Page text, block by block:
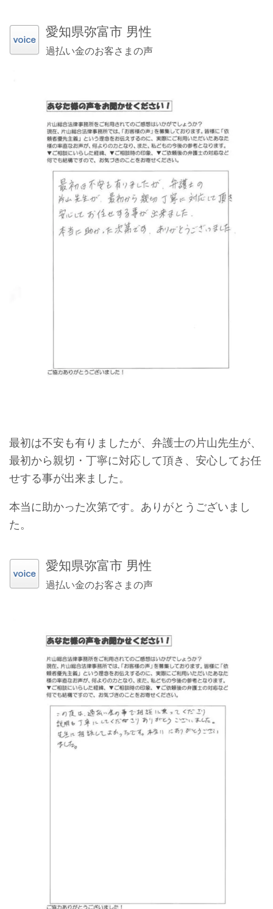
愛知県弥富市 男性
過払い金のお客さまの声
最初は不安も有りましたが、弁護士の片山先生が、
最初から親切・丁寧に対応して頂き、安心してお任
せする事が出来ました。
本当に助かった次第です。 ありがとうございまし
た。
愛知県弥富市 男性
過払い金のお客さまの声